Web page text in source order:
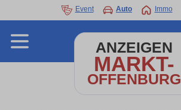
Event Auto Immo
ANZEIGEN
MARKT-
OFFENBURG